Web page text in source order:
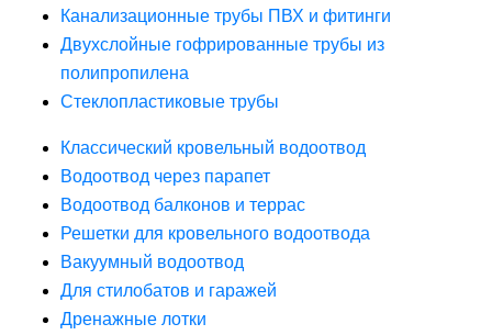
Канализационные трубы ПВХ и фитинги
Двухслойные гофрированные трубы из
полипропилена
Стеклопластиковые трубы
Классический кровельный водоотвод
Водоотвод через парапет
Водоотвод балконов и террас
Решетки для кровельного водоотвода
Вакуумный водоотвод
Для стилобатов и гаражей
Дренажные лотки